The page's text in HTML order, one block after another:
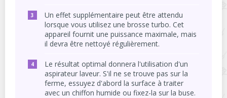
Un effet supplémentaire peut être attendu
lorsque vous utilisez une brosse turbo. Cet
appareil fournit une puissance maximale, mais
il devra être nettoyé régulièrement.
Le résultat optimal donnera l'utilisation d'un
aspirateur laveur. S'il ne se trouve pas sur la
ferme, essuyez d'abord la surface à traiter
avec un chiffon humide ou fixez-la sur la buse.